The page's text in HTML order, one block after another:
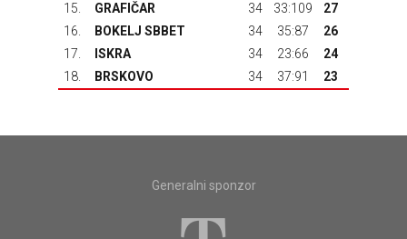
15.
GRAFIČAR 34 33:109
27
16.
BOKELJ SBBET 34 35:87
26
17.
ISKRA 34 23:66
24
18.
BRSKOVO 34 37:91 23
Generalni sponzor